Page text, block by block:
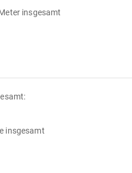
insgesamt
insgesamt